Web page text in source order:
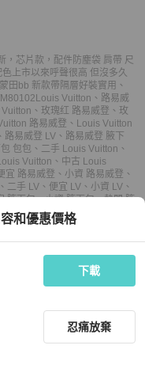
，芯片款，配件防塵袋 肩帶 尺
上市以來呼聲很高 但沒多久
田bb 新款帶隔層好裝實用 、
Louis Vuitton 、 路易威
、 玫瑰红 路易威登 、 玫
路易威登 、 Louis Vuitton
、 路易威登 LV 、 路易威登 腋下
包包 、 二手 Louis Vuitton 、
Vuitton 、 中古 Louis
宜 路易威登 、 小資 路易威登 、
、 二手 LV 、 便宜 LV 、 小資 LV 、
腋下包、小資 腋下包、熱門 腋
便宜 包包、小資 包包
和優惠價格
下載
忍痛放棄